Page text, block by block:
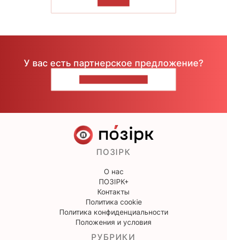
У вас есть партнерское предложение?
ПОЗІРК
О нас
ПОЗІРК+
Контакты
Политика cookie
Политика конфиденциальности
Положения и условия
РУБРИКИ